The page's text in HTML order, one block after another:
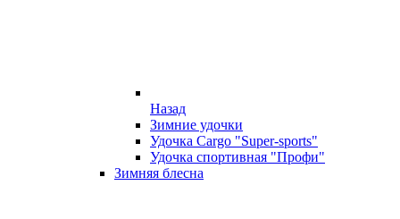
Назад
Зимние удочки
Удочка Cargo "Super-sports"
Удочка спортивная "Профи"
Зимняя блесна